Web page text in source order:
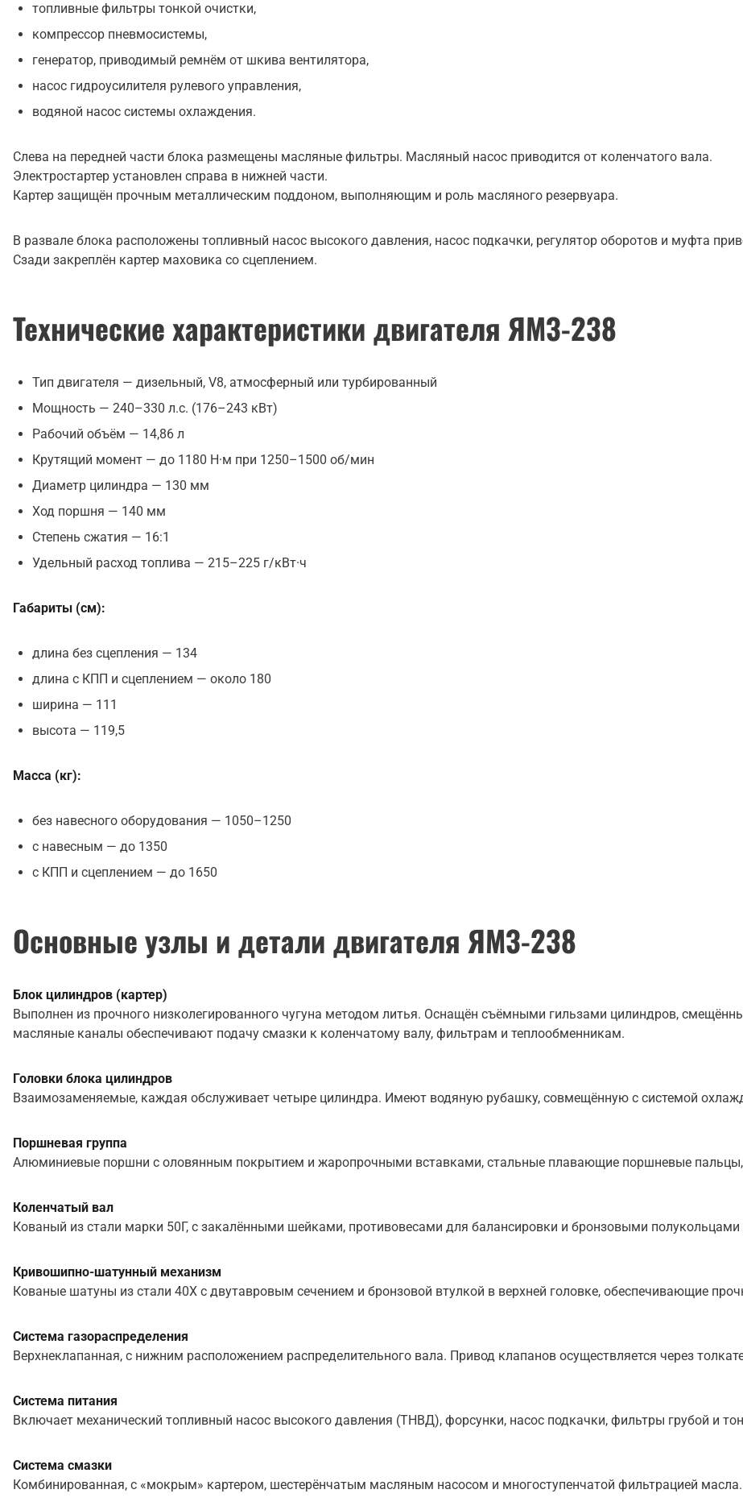
топливные фильтры тонкой очистки,
компрессор пневмосистемы,
генератор, приводимый ремнём от шкива вентилятора,
насос гидроусилителя рулевого управления,
водяной насос системы охлаждения.
Слева на передней части блока размещены масляные фильтры. Масляный насос приводится от коленчатого вала.
Электростартер установлен справа в нижней части.
Картер защищён прочным металлическим поддоном, выполняющим и роль масляного резервуара.
В развале блока расположены топливный насос высокого давления, насос подкачки, регулятор оборотов и муфта
Сзади закреплён картер маховика со сцеплением.
Технические характеристики двигателя ЯМЗ-238
Тип двигателя — дизельный, V8, атмосферный или турбированный
Мощность — 240–330 л.с. (176–243 кВт)
Рабочий объём — 14,86 л
Крутящий момент — до 1180 Н·м при 1250–1500 об/мин
Диаметр цилиндра — 130 мм
Ход поршня — 140 мм
Степень сжатия — 16:1
Удельный расход топлива — 215–225 г/кВт·ч
Габариты (см):
длина без сцепления — 134
длина с КПП и сцеплением — около 180
ширина — 111
высота — 119,5
Масса (кг):
без навесного оборудования — 1050–1250
с навесным — до 1350
с КПП и сцеплением — до 1650
Основные узлы и детали двигателя ЯМЗ-238
Блок цилиндров (картер)
Выполнен из прочного низколегированного чугуна методом литья. Оснащён съёмными гильзами цилиндров,
масляные каналы обеспечивают подачу смазки к коленчатому валу, фильтрам и теплообменникам.
Головки блока цилиндров
Взаимозаменяемые, каждая обслуживает четыре цилиндра. Имеют водяную рубашку, совмещённую с системой
Поршневая группа
Алюминиевые поршни с оловянным покрытием и жаропрочными вставками, стальные плавающие поршневые
Коленчатый вал
Кованый из стали марки 50Г, с закалёнными шейками, противовесами для балансировки и бронзовыми
Кривошипно-шатунный механизм
Кованые шатуны из стали 40Х с двутавровым сечением и бронзовой втулкой в верхней головке, обеспечивающие
Система газораспределения
Верхнеклапанная, с нижним расположением распределительного вала. Привод клапанов осуществляется через
Система питания
Включает механический топливный насос высокого давления (ТНВД), форсунки, насос подкачки, фильтры грубой и
Система смазки
Комбинированная, с «мокрым» картером, шестерёнчатым масляным насосом и многоступенчатой фильтрацией масла.